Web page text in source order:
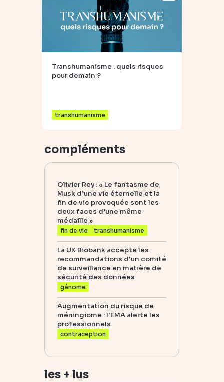
Transhumanisme : quels risques
pour demain ?
transhumanisme
compléments
Olivier Rey : « Le fantasme de
Musk d’une vie éternelle et la
fin de vie provoquée sont les
deux faces d’une même
médaille »
fin de vie transhumanisme
La UK Biobank accepte les
recommandations d'un comité
de surveillance en matière de
sécurité des données
génome
Augmentation du risque de
méningiome : l'EMA alerte les
professionnels
contraception
les + lus